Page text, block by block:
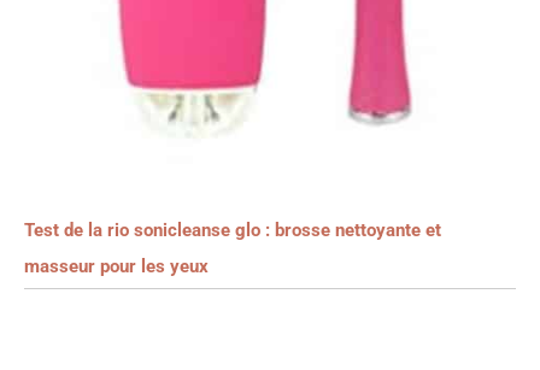
Test de la rio sonicleanse glo : brosse nettoyante et
masseur pour les yeux